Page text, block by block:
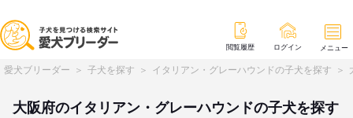
閲覧履歴 ログイン メニュー
愛犬ブリーダー 子犬を探す イタリアン・グレーハウンドの子犬を探す
大阪府のイタリアン・グレーハウンドの子犬を探す